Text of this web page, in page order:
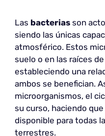
Las bacterias son
siendo las únicas
atmosférico. Estos
suelo o en las raíces
estableciendo una
ambos se benefician.
microorganismos, el
su curso, haciendo
disponible para todas
terrestres.